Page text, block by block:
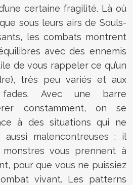
certaine fragilité. Là où
sous leurs airs de Souls-
les combats montrent
avec des ennemis
de vous rappeler ce qu’un
très peu variés et aux
Avec une barre
constamment, on se
à des situations qui ne
malencontreuses : il
monstres vous prennent à
pour que vous ne puissiez
vivant. Les patterns